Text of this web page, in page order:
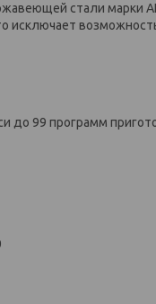
стали марки
исключает
99 программ